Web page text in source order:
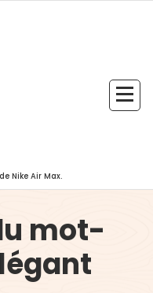
Nike Air Max.
mot-